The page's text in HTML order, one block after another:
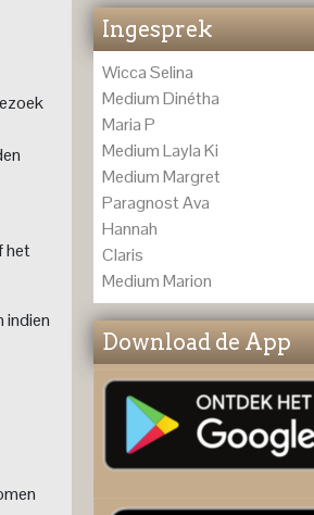
het
indien
Ingesprek
Wicca Selina
Medium Dinétha
Maria P
Medium Layla Ki
Medium Margret
Paragnost Ava
Hannah
Claris
Medium Marion
Download de App